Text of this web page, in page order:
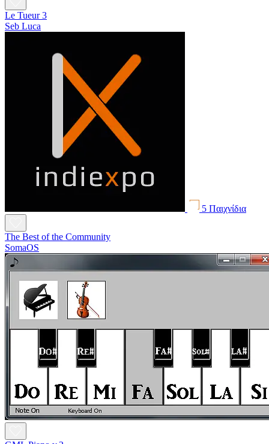
Le Tueur 3
Seb Luca
5 Παιχνίδια
The Best of the Community
SomaOS